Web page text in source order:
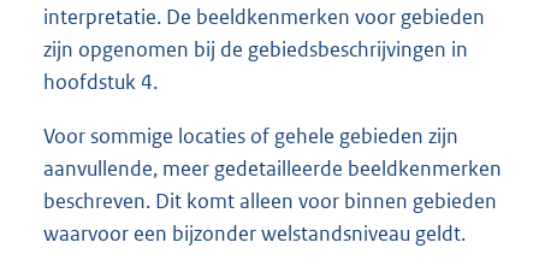
interpretatie. De beeldkenmerken voor gebieden
zijn opgenomen bij de gebiedsbeschrijvingen in
hoofdstuk 4.
Voor sommige locaties of gehele gebieden zijn
aanvullende, meer gedetailleerde beeldkenmerken
beschreven. Dit komt alleen voor binnen gebieden
waarvoor een bijzonder welstandsniveau geldt.